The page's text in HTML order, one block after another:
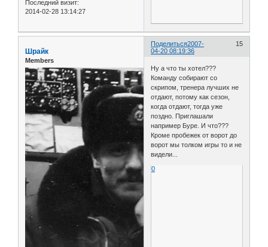
Последний визит:
2014-02-28 13:14:27
Поделиться 15
2007-
04-20 08:19:36
Шрайк
Members
Ну а что ты хотел???
Команду собирают со
скрипом, тренера лучших не
отдают, потому как сезон,
когда отдают, тогда уже
поздно. Приглашали
например Буре. И что???
Кроме пробежек от ворот до
ворот мы толком игры то и не
видели...
0